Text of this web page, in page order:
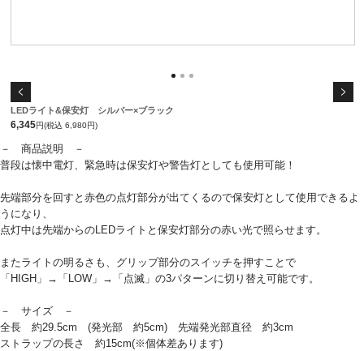
LEDライト&保安灯 シルバー×ブラック
6,345円(税込 6,980円)
－ 商品説明 －
普段は懐中電灯、緊急時は保安灯や警告灯としても使用可能！
先端部分を回すと赤色の点灯部分が出てくるので保安灯として使用できるよ
うになり、
点灯中は先端からのLEDライトと保安灯部分の赤い光で照らせます。
またライトの明るさも、グリップ部分のスイッチを押すことで
「HIGH」→「LOW」→「点滅」の3パターンに切り替え可能です。
－ サイズ －
全長 約29.5cm (発光部 約5cm) 先端発光部直径 約3cm
ストラップの長さ 約15cm(※個体差あります)